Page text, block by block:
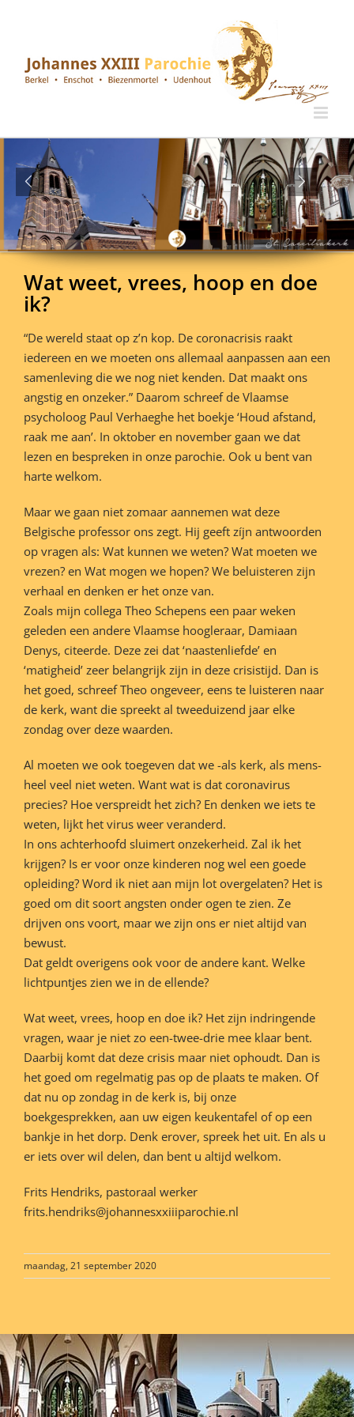
Wat weet, vrees, hoop en doe
ik?
“De wereld staat op z’n kop. De coronacrisis raakt
iedereen en we moeten ons allemaal aanpassen aan een
samenleving die we nog niet kenden. Dat maakt ons
angstig en onzeker.” Daarom schreef de Vlaamse
psycholoog Paul Verhaeghe het boekje ‘Houd afstand,
raak me aan’. In oktober en november gaan we dat
lezen en bespreken in onze parochie. Ook u bent van
harte welkom.
Maar we gaan niet zomaar aannemen wat deze
Belgische professor ons zegt. Hij geeft zíjn antwoorden
op vragen als: Wat kunnen we weten? Wat moeten we
vrezen? en Wat mogen we hopen? We beluisteren zijn
verhaal en denken er het onze van.
Zoals mijn collega Theo Schepens een paar weken
geleden een andere Vlaamse hoogleraar, Damiaan
Denys, citeerde. Deze zei dat ‘naastenliefde’ en
‘matigheid’ zeer belangrijk zijn in deze crisistijd. Dan is
het goed, schreef Theo ongeveer, eens te luisteren naar
de kerk, want die spreekt al tweeduizend jaar elke
zondag over deze waarden.
Al moeten we ook toegeven dat we -als kerk, als mens-
heel veel niet weten. Want wat is dat coronavirus
precies? Hoe verspreidt het zich? En denken we iets te
weten, lijkt het virus weer veranderd.
In ons achterhoofd sluimert onzekerheid. Zal ik het
krijgen? Is er voor onze kinderen nog wel een goede
opleiding? Word ik niet aan mijn lot overgelaten? Het is
goed om dit soort angsten onder ogen te zien. Ze
drijven ons voort, maar we zijn ons er niet altijd van
bewust.
Dat geldt overigens ook voor de andere kant. Welke
lichtpuntjes zien we in de ellende?
Wat weet, vrees, hoop en doe ik? Het zijn indringende
vragen, waar je niet zo een-twee-drie mee klaar bent.
Daarbij komt dat deze crisis maar niet ophoudt. Dan is
het goed om regelmatig pas op de plaats te maken. Of
dat nu op zondag in de kerk is, bij onze
boekgesprekken, aan uw eigen keukentafel of op een
bankje in het dorp. Denk erover, spreek het uit. En als u
er iets over wil delen, dan bent u altijd welkom.
Frits Hendriks, pastoraal werker
frits.hendriks@johannesxxiiiparochie.nl
maandag, 21 september 2020